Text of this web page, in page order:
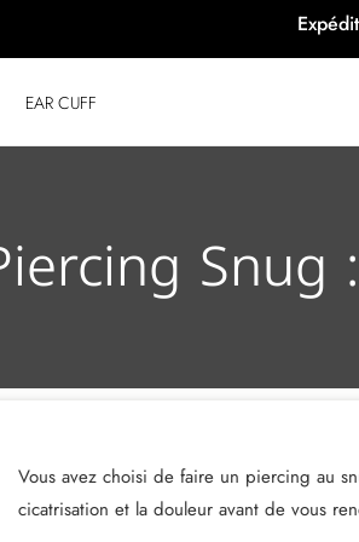
EAR CUFF
Vous avez choisi de faire un piercing au
cicatrisation et la douleur avant de vous